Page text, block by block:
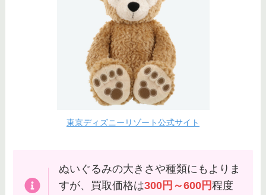
東京ディズニーリゾート公式サイト
ぬいぐるみの大きさや種類にもよりま
すが、買取価格は300円～600円程度